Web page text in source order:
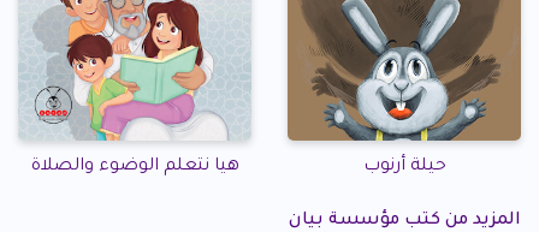
حيلة أرنوب هيا نتعلم الوضوء والصلاة
المزيد من كتب مؤسسة بيان